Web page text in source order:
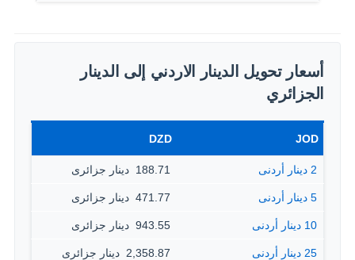
أسعار تحويل الدينار الاردني إلى الدينار
الجزائري
JOD
DZD
2 دينار أردنى 188.71 ‏ دينار جزائرى
5 دينار أردنى 471.77 ‏ دينار جزائرى
10 دينار أردنى 943.55 ‏ دينار جزائرى
25 دينار أردنى 2,358.87 ‏ دينار جزائرى